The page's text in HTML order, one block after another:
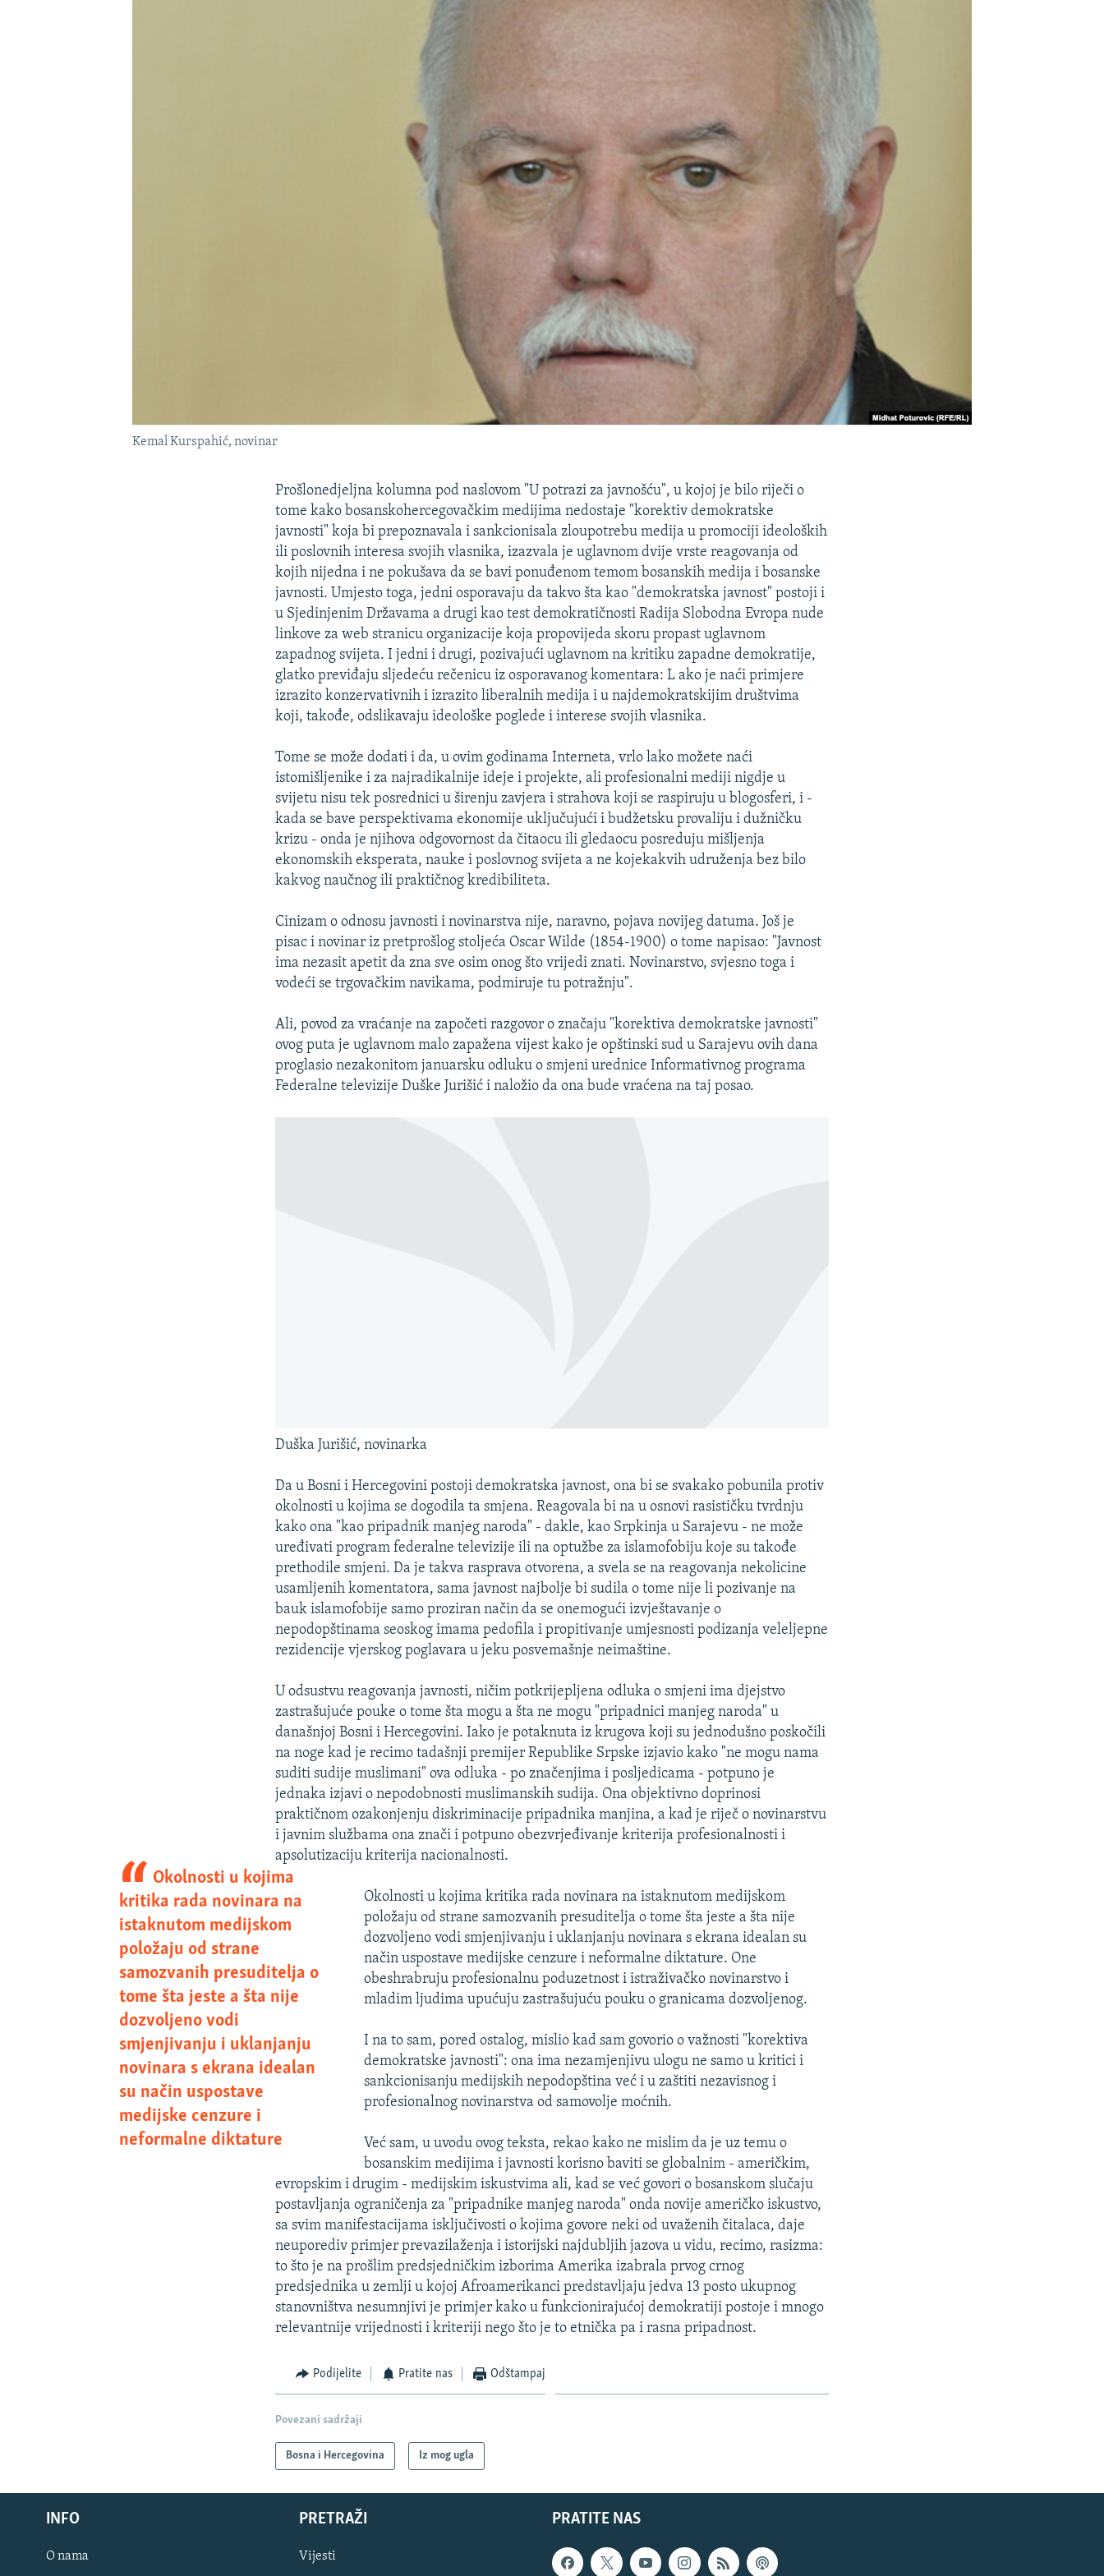
Kemal Kurspahić, novinar
Prošlonedjeljna kolumna pod naslovom "U potrazi za javnošću", u kojoj je bilo riječi o
tome kako bosanskohercegovačkim medijima nedostaje "korektiv demokratske
javnosti" koja bi prepoznavala i sankcionisala zloupotrebu medija u promociji ideoloških
ili poslovnih interesa svojih vlasnika, izazvala je uglavnom dvije vrste reagovanja od
kojih nijedna i ne pokušava da se bavi ponuđenom temom bosanskih medija i bosanske
javnosti. Umjesto toga, jedni osporavaju da takvo šta kao "demokratska javnost" postoji i
u Sjedinjenim Državama a drugi kao test demokratičnosti Radija Slobodna Evropa nude
linkove za web stranicu organizacije koja propovijeda skoru propast uglavnom
zapadnog svijeta. I jedni i drugi, pozivajući uglavnom na kritiku zapadne demokratije,
glatko previđaju sljedeću rečenicu iz osporavanog komentara: L ako je naći primjere
izrazito konzervativnih i izrazito liberalnih medija i u najdemokratskijim društvima
koji, takođe, odslikavaju ideološke poglede i interese svojih vlasnika.
Tome se može dodati i da, u ovim godinama Interneta, vrlo lako možete naći
istomišljenike i za najradikalnije ideje i projekte, ali profesionalni mediji nigdje u
svijetu nisu tek posrednici u širenju zavjera i strahova koji se raspiruju u blogosferi, i -
kada se bave perspektivama ekonomije uključujući i budžetsku provaliju i dužničku
krizu - onda je njihova odgovornost da čitaocu ili gledaocu posreduju mišljenja
ekonomskih eksperata, nauke i poslovnog svijeta a ne kojekakvih udruženja bez bilo
kakvog naučnog ili praktičnog kredibiliteta.
Cinizam o odnosu javnosti i novinarstva nije, naravno, pojava novijeg datuma. Još je
pisac i novinar iz pretprošlog stoljeća Oscar Wilde (1854-1900) o tome napisao: "Javnost
ima nezasit apetit da zna sve osim onog što vrijedi znati. Novinarstvo, svjesno toga i
vodeći se trgovačkim navikama, podmiruje tu potražnju".
Ali, povod za vraćanje na započeti razgovor o značaju "korektiva demokratske javnosti"
ovog puta je uglavnom malo zapažena vijest kako je opštinski sud u Sarajevu ovih dana
proglasio nezakonitom januarsku odluku o smjeni urednice Informativnog programa
Federalne televizije Duške Jurišić i naložio da ona bude vraćena na taj posao.
Duška Jurišić, novinarka
Da u Bosni i Hercegovini postoji demokratska javnost, ona bi se svakako pobunila protiv
okolnosti u kojima se dogodila ta smjena. Reagovala bi na u osnovi rasističku tvrdnju
kako ona "kao pripadnik manjeg naroda" - dakle, kao Srpkinja u Sarajevu - ne može
uređivati program federalne televizije ili na optužbe za islamofobiju koje su takođe
prethodile smjeni. Da je takva rasprava otvorena, a svela se na reagovanja nekolicine
usamljenih komentatora, sama javnost najbolje bi sudila o tome nije li pozivanje na
bauk islamofobije samo proziran način da se onemogući izvještavanje o
nepodopštinama seoskog imama pedofila i propitivanje umjesnosti podizanja veleljepne
rezidencije vjerskog poglavara u jeku posvemašnje neimaštine.
U odsustvu reagovanja javnosti, ničim potkrijepljena odluka o smjeni ima djejstvo
zastrašujuće pouke o tome šta mogu a šta ne mogu "pripadnici manjeg naroda" u
današnjoj Bosni i Hercegovini. Iako je potaknuta iz krugova koji su jednodušno poskočili
na noge kad je recimo tadašnji premijer Republike Srpske izjavio kako "ne mogu nama
suditi sudije muslimani" ova odluka - po značenjima i posljedicama - potpuno je
jednaka izjavi o nepodobnosti muslimanskih sudija. Ona objektivno doprinosi
praktičnom ozakonjenju diskriminacije pripadnika manjina, a kad je riječ o novinarstvu
i javnim službama ona znači i potpuno obezvrjeđivanje kriterija profesionalnosti i
apsolutizaciju kriterija nacionalnosti.
Okolnosti u kojima
kritika rada novinara na
istaknutom medijskom
položaju od strane
samozvanih presuditelja o
tome šta jeste a šta nije
dozvoljeno vodi
smjenjivanju i uklanjanju
novinara s ekrana idealan
su način uspostave
medijske cenzure i
neformalne diktature
Okolnosti u kojima kritika rada novinara na istaknutom medijskom
položaju od strane samozvanih presuditelja o tome šta jeste a šta nije
dozvoljeno vodi smjenjivanju i uklanjanju novinara s ekrana idealan su
način uspostave medijske cenzure i neformalne diktature. One
obeshrabruju profesionalnu poduzetnost i istraživačko novinarstvo i
mladim ljudima upućuju zastrašujuću pouku o granicama dozvoljenog.
I na to sam, pored ostalog, mislio kad sam govorio o važnosti "korektiva
demokratske javnosti": ona ima nezamjenjivu ulogu ne samo u kritici i
sankcionisanju medijskih nepodopština već i u zaštiti nezavisnog i
profesionalnog novinarstva od samovolje moćnih.
Već sam, u uvodu ovog teksta, rekao kako ne mislim da je uz temu o
bosanskim medijima i javnosti korisno baviti se globalnim - američkim,
evropskim i drugim - medijskim iskustvima ali, kad se već govori o bosanskom slučaju
postavljanja ograničenja za "pripadnike manjeg naroda" onda novije američko iskustvo,
sa svim manifestacijama isključivosti o kojima govore neki od uvaženih čitalaca, daje
neuporediv primjer prevazilaženja i istorijski najdubljih jazova u vidu, recimo, rasizma:
to što je na prošlim predsjedničkim izborima Amerika izabrala prvog crnog
predsjednika u zemlji u kojoj Afroamerikanci predstavljaju jedva 13 posto ukupnog
stanovništva nesumnjivi je primjer kako u funkcionirajućoj demokratiji postoje i mnogo
relevantnije vrijednosti i kriteriji nego što je to etnička pa i rasna pripadnost.
Podijelite Pratite nas Odštampaj
Povezani sadržaji
Bosna i Hercegovina Iz mog ugla
PRATITE NAS
INFO
O nama
PRETRAŽI
Vijesti